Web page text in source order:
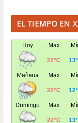
EL TIEMPO EN